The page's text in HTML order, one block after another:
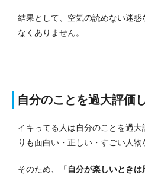
結果として、空気の読めない迷
なくありません。
自分のことを過大評価
イキってる人は自分のことを過
りも面白い・正しい・すごい人物
そのため、「 自分が楽しいとき